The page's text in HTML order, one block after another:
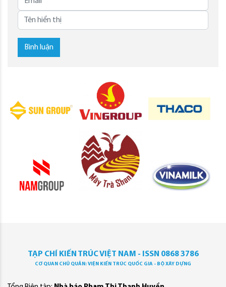
Bình luận
TẠP CHÍ KIẾN TRÚC VIỆT NAM - ISSN 0868 3786
CƠ QUAN CHỦ QUẢN: VIỆN KIẾN TRÚC QUỐC GIA - BỘ XÂY DỰNG